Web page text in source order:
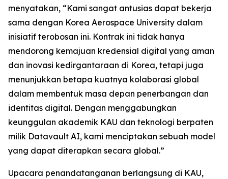
menyatakan, “Kami sangat antusias dapat bekerja
sama dengan Korea Aerospace University dalam
inisiatif terobosan ini. Kontrak ini tidak hanya
mendorong kemajuan kredensial digital yang aman
dan inovasi kedirgantaraan di Korea, tetapi juga
menunjukkan betapa kuatnya kolaborasi global
dalam membentuk masa depan penerbangan dan
identitas digital. Dengan menggabungkan
keunggulan akademik KAU dan teknologi berpaten
milik Datavault AI, kami menciptakan sebuah model
yang dapat diterapkan secara global.”
Upacara penandatanganan berlangsung di KAU,